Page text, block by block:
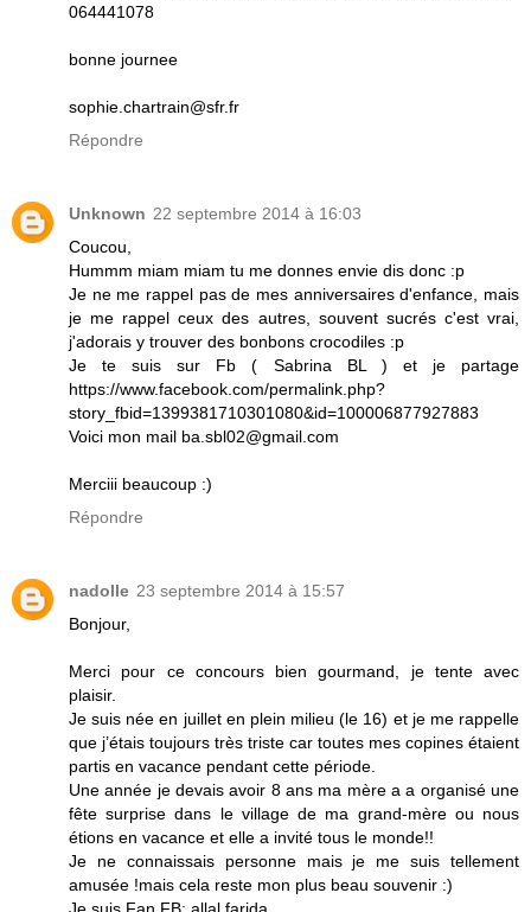
064441078
bonne journee
sophie.chartrain@sfr.fr
Répondre
Unknown 22 septembre 2014 à 16:03
Coucou,
Hummm miam miam tu me donnes envie dis donc :p
Je ne me rappel pas de mes anniversaires d'enfance, mais
je me rappel ceux des autres, souvent sucrés c'est vrai,
j'adorais y trouver des bonbons crocodiles :p
Je te suis sur Fb ( Sabrina BL ) et je partage
https://www.facebook.com/permalink.php?
story_fbid=1399381710301080&id=100006877927883
Voici mon mail ba.sbl02@gmail.com
Merciii beaucoup :)
Répondre
nadolle 23 septembre 2014 à 15:57
Bonjour,
Merci pour ce concours bien gourmand, je tente avec
plaisir.
Je suis née en juillet en plein milieu (le 16) et je me rappelle
que j’étais toujours très triste car toutes mes copines étaient
partis en vacance pendant cette période.
Une année je devais avoir 8 ans ma mère a a organisé une
fête surprise dans le village de ma grand-mère ou nous
étions en vacance et elle a invité tous le monde!!
Je ne connaissais personne mais je me suis tellement
amusée !mais cela reste mon plus beau souvenir :)